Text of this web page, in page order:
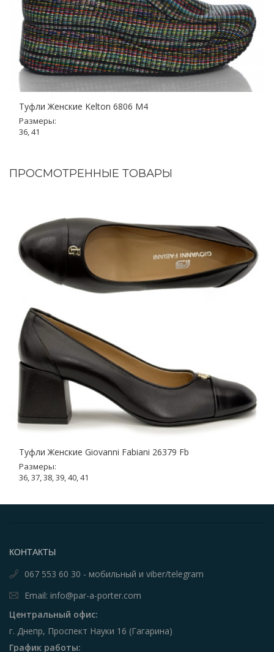
Туфли Женские Kelton 6806 M4
Размеры:
36, 41
ПРОСМОТРЕННЫЕ ТОВАРЫ
Туфли Женские Giovanni Fabiani 26379 Fb
Размеры:
36, 37, 38, 39, 40, 41
КОНТАКТЫ
067 553 60 30 - мобильный и viber/telegram
Email: info@par-a-porter.com
Центральный офис:
г. Днепр, Проспект Науки 16 (Гагарина)
График работы: